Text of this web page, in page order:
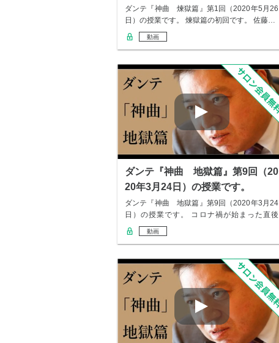
ダンテ『神曲 煉獄篇』第1回（2020年5月26
日）の授業です。 煉獄篇の初回です。 佐藤…
動画
ダンテ『神曲 地獄篇』第9回（20
20年3月24日）の授業です。
ダンテ『神曲 地獄篇』第9回（2020年3月24
日）の授業です。 コロナ禍が始まった直後
で…
動画